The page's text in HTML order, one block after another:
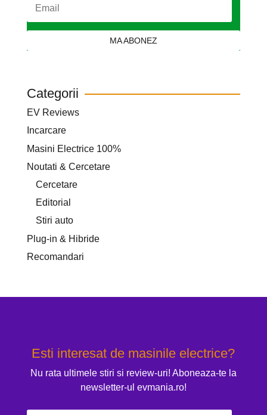
MA ABONEZ
Categorii
EV Reviews
Incarcare
Masini Electrice 100%
Noutati & Cercetare
Cercetare
Editorial
Stiri auto
Plug-in & Hibride
Recomandari
Esti interesat de masinile electrice?
Nu rata ultimele stiri si review-uri! Aboneaza-te la
newsletter-ul evmania.ro!